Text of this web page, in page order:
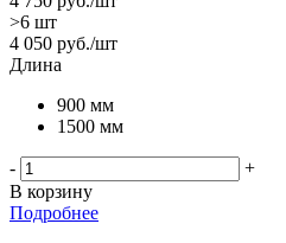
>6 шт
4 050 руб./шт
Длина
900 мм
1500 мм
-
+
В корзину
Подробнее